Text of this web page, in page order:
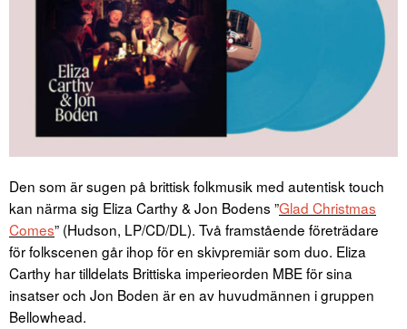
Den som är sugen på brittisk folkmusik med autentisk touch
kan närma sig Eliza Carthy & Jon Bodens ”Glad Christmas
Comes” (Hudson, LP/CD/DL). Två framstående företrädare
för folkscenen går ihop för en skivpremiär som duo. Eliza
Carthy har tilldelats Brittiska imperieorden MBE för sina
insatser och Jon Boden är en av huvudmännen i gruppen
Bellowhead.